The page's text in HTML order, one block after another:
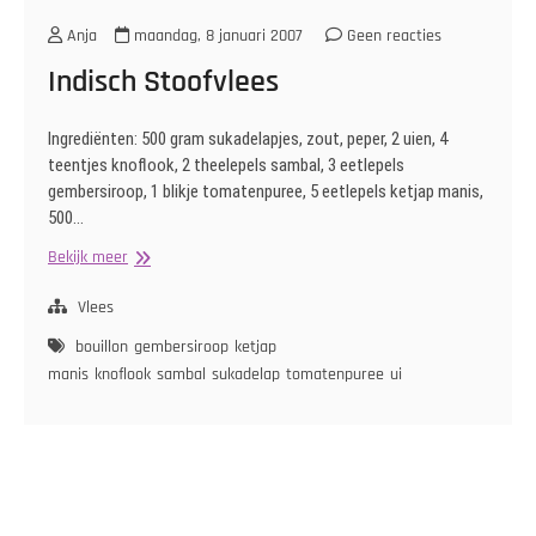
Anja maandag, 8 januari 2007 Geen reacties
Indisch Stoofvlees
Ingrediënten: 500 gram sukadelapjes, zout, peper, 2 uien, 4
teentjes knoflook, 2 theelepels sambal, 3 eetlepels
gembersiroop, 1 blikje tomatenpuree, 5 eetlepels ketjap manis,
500…
Bekijk meerIndisch
Vlees
bouillon gembersiroop ketjap
manis knoflook sambal sukadelap tomatenpuree ui